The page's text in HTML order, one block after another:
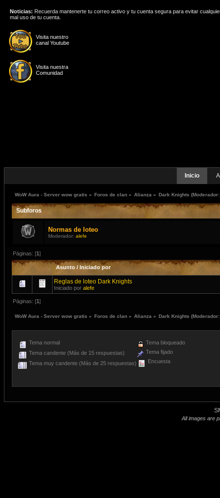
Visita nuestro
canal Youtube
Visita nuestra
Comunidad
Noticias: Recuerda mantenerte tu correo activo y tu cuenta segura para evitar
mal uso de tu cuenta.
Inicio
WoW Aura - Server wow gratis » Foros de clan » Alianza » Dark Knights
Subforos
Normas de loteo
Moderador:alefe
Páginas: [1]
Asunto/ Iniciado por
Reglas de loteo Dark Knights
Iniciado por alefe
Páginas: [1]
WoW Aura - Server wow gratis » Foros de clan » Alianza » Dark Knights
Tema normal
Tema candente (Más de 15 respuestas)
Tema muy candente (Más de 25 respuestas)
Tema bloqueado
Tema fijado
Encuesta
All images are